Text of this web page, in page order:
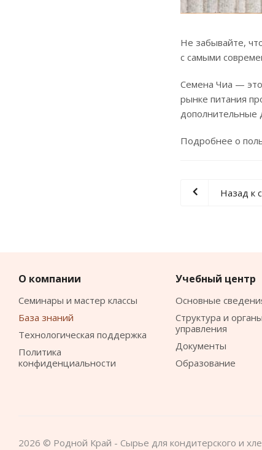
Не забывайте,
с самыми
Семена Чиа — это
рынке питания
дополнительные
Подробнее о
Назад к
О компании
Семинары и мастер классы
База знаний
Технологическая поддержка
Политика
конфиденциальности
Учебный центр
Основные
Структура и органы
управления
Документы
Образование
2026 © Родной Край - Сырье для кондитерского и
Дизайн Маркетинг Интернет